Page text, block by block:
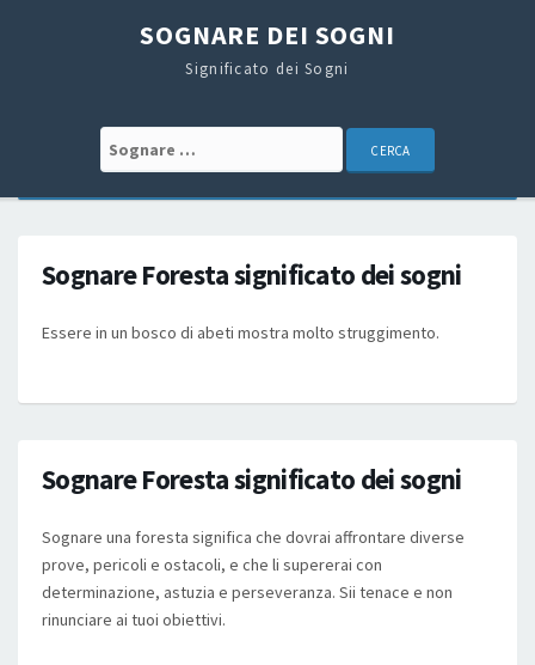
SOGNARE DEI SOGNI
Significato dei Sogni
Search for:
Sognare Foresta significato dei sogni
Essere in un bosco di abeti mostra molto struggimento.
Sognare Foresta significato dei sogni
Sognare una foresta significa che dovrai affrontare diverse
prove, pericoli e ostacoli, e che li supererai con
determinazione, astuzia e perseveranza. Sii tenace e non
rinunciare ai tuoi obiettivi.